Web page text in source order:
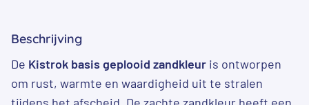
Beschrijving
De Kistrok basis geplooid zandkleur is ontworpen
om rust, warmte en waardigheid uit te stralen